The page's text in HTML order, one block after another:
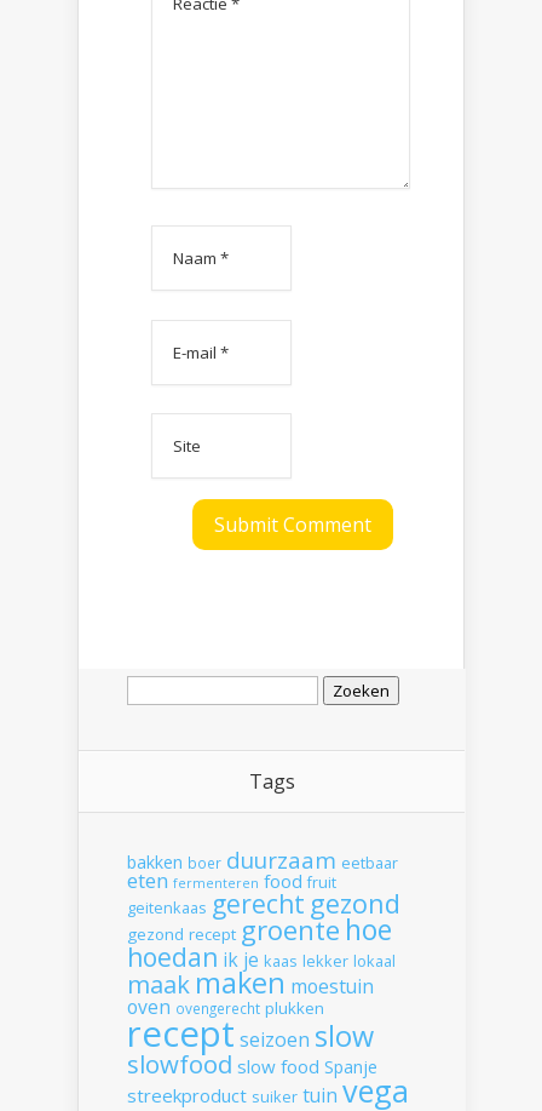
Zoeken
Tags
bakken boer duurzaam eetbaar
eten fermenteren food fruit
geitenkaas gerecht gezond
gezond recept groente hoe
hoedan ik je kaas lekker lokaal
maak maken moestuin
oven ovengerecht plukken
recept seizoen slow
slowfood slow food Spanje
streekproduct suiker tuin vega